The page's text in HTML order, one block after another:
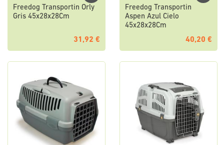
Freedog Transportin Orly
Gris 45x28x28Cm
31,92 €
Freedog Transportin
Aspen Azul Cielo
45x28x28Cm
40,20 €